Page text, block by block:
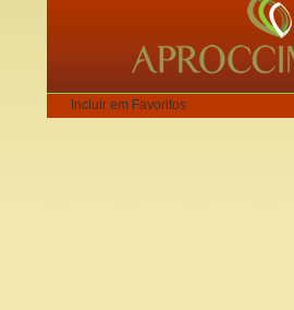
Incluir em Favoritos